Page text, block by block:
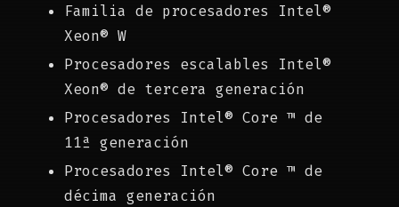
Familia de procesadores Intel®
Xeon® W
Procesadores escalables Intel®
Xeon® de tercera generación
Procesadores Intel® Core ™ de
11ª generación
Procesadores Intel® Core ™ de
décima generación